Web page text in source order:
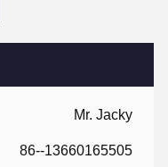
Mr. Jacky
86--13660165505